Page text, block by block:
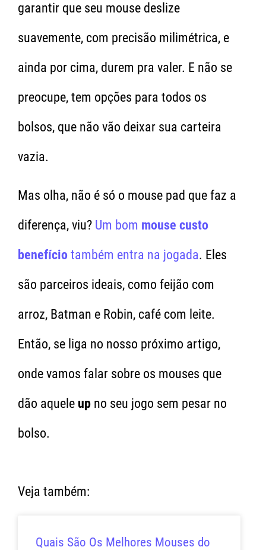
garantir que seu mouse deslize
suavemente, com precisão milimétrica, e
ainda por cima, durem pra valer. E não se
preocupe, tem opções para todos os
bolsos, que não vão deixar sua carteira
vazia.
Mas olha, não é só o mouse pad que faz a
diferença, viu? Um bom mouse custo
benefício também entra na jogada. Eles
são parceiros ideais, como feijão com
arroz, Batman e Robin, café com leite.
Então, se liga no nosso próximo artigo,
onde vamos falar sobre os mouses que
dão aquele up no seu jogo sem pesar no
bolso.
Veja também:
Quais São Os Melhores Mouses do